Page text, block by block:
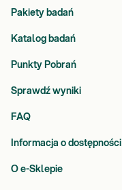
Pakiety badań
Katalog badań
Punkty Pobrań
Sprawdź wyniki
FAQ
Informacja o dostępności
O e-Sklepie